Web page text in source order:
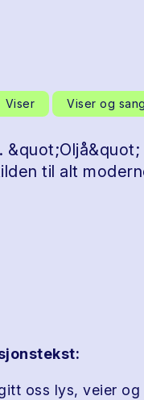
Viser Viser og
til alt
oss lys, veier